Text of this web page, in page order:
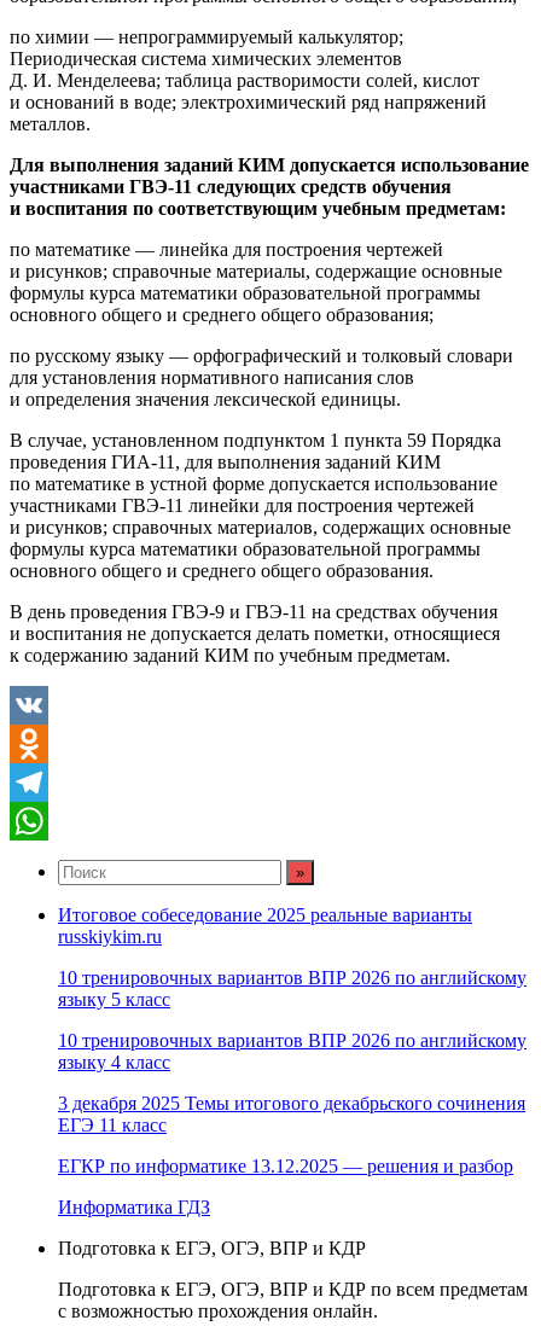
по химии — непрограммируемый калькулятор;
Периодическая система химических элементов
Д. И. Менделеева; таблица растворимости солей, кислот
и оснований в воде; электрохимический ряд напряжений
металлов.
Для выполнения заданий КИМ допускается использование
участниками ГВЭ-11 следующих средств обучения
и воспитания по соответствующим учебным предметам:
по математике — линейка для построения чертежей
и рисунков; справочные материалы, содержащие основные
формулы курса математики образовательной программы
основного общего и среднего общего образования;
по русскому языку — орфографический и толковый словари
для установления нормативного написания слов
и определения значения лексической единицы.
В случае, установленном подпунктом 1 пункта 59 Порядка
проведения ГИА-11, для выполнения заданий КИМ
по математике в устной форме допускается использование
участниками ГВЭ-11 линейки для построения чертежей
и рисунков; справочных материалов, содержащих основные
формулы курса математики образовательной программы
основного общего и среднего общего образования.
В день проведения ГВЭ-9 и ГВЭ-11 на средствах обучения
и воспитания не допускается делать пометки, относящиеся
к содержанию заданий КИМ по учебным предметам.
VK
Odnoklassniki
Telegram
WhatsApp
Итоговое собеседование 2025 реальные варианты
russkiykim.ru
10 тренировочных вариантов ВПР 2026 по английскому
языку 5 класс
10 тренировочных вариантов ВПР 2026 по английскому
языку 4 класс
3 декабря 2025 Темы итогового декабрьского сочинения
ЕГЭ 11 класс
ЕГКР по информатике 13.12.2025 — решения и разбор
Информатика ГДЗ
Подготовка к ЕГЭ, ОГЭ, ВПР и КДР
Подготовка к ЕГЭ, ОГЭ, ВПР и КДР по всем предметам
с возможностью прохождения онлайн.